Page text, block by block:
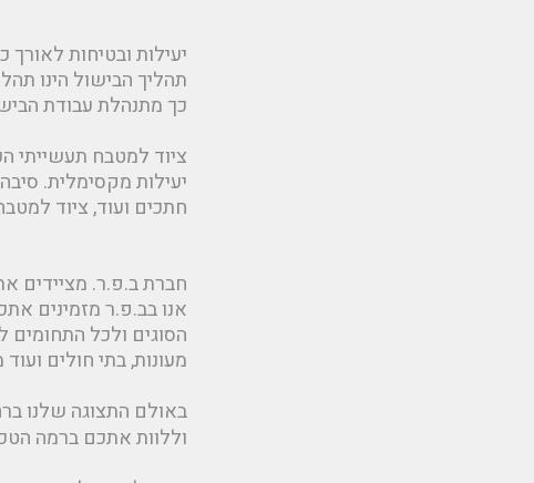
יעילות ובטיחות לאורך
תהליך הבישול הינו
כך מתנהלת עבודת
ציוד למטבח תעשייתי
יעילות מקסימלית.
חתכים ועוד, ציוד
חברת ב.פ.ר. מציידים
אנו בב.פ.ר מזמינים
הסוגים ולכל התחומים
מעונות, בתי חולים
באולם התצוגה שלנו ברחוב המרכבה 19 בחולון תוכלו
וללוות אתכם ברמה